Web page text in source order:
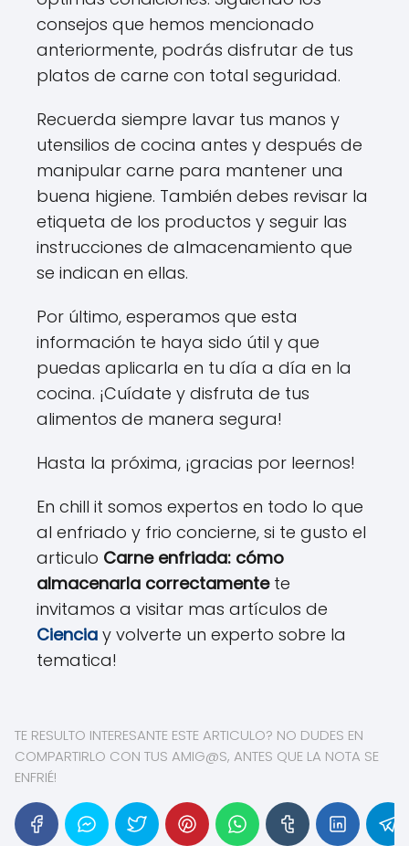
consejos que hemos mencionado
anteriormente, podrás disfrutar de tus
platos de carne con total seguridad.
Recuerda siempre lavar tus manos y
utensilios de cocina antes y después de
manipular carne para mantener una
buena higiene. También debes revisar la
etiqueta de los productos y seguir las
instrucciones de almacenamiento que
se indican en ellas.
Por último, esperamos que esta
información te haya sido útil y que
puedas aplicarla en tu día a día en la
cocina. ¡Cuídate y disfruta de tus
alimentos de manera segura!
Hasta la próxima, ¡gracias por leernos!
En chill it somos expertos en todo lo que
al enfriado y frio concierne, si te gusto el
articulo Carne enfriada: cómo
almacenarla correctamentete
invitamos a visitar mas artículos de
Ciencia y volverte un experto sobre la
tematica!
TE RESULTO INTERESANTE ESTE ARTICULO? NO DUDES EN
COMPARTIRLO CON TUS AMIG@S, ANTES QUE LA NOTA SE
ENFRIÉ!